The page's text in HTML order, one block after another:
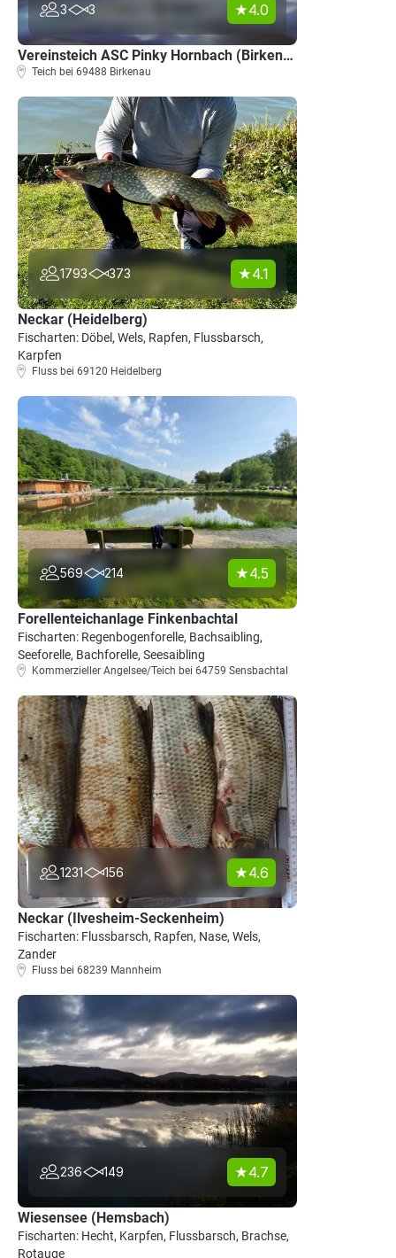
3 3 4.0
Vereinsteich ASC Pinky Hornbach (Birkenau)
Teich bei 69488 Birkenau
1793 373 4.1
Neckar (Heidelberg)
Fischarten: Döbel, Wels, Rapfen, Flussbarsch,
Karpfen
Fluss bei 69120 Heidelberg
569 214 4.5
Forellenteichanlage Finkenbachtal
Fischarten: Regenbogenforelle, Bachsaibling,
Seeforelle, Bachforelle, Seesaibling
Kommerzieller Angelsee/Teich bei 64759 Sensbachtal
1231 156 4.6
Neckar (Ilvesheim-Seckenheim)
Fischarten: Flussbarsch, Rapfen, Nase, Wels,
Zander
Fluss bei 68239 Mannheim
236 149 4.7
Wiesensee (Hemsbach)
Fischarten: Hecht, Karpfen, Flussbarsch, Brachse,
Rotauge